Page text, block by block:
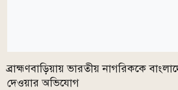
ব্রাহ্মণবাড়িয়ায় ভারতীয় নাগরিককে
দেওয়ার অভিযোগ